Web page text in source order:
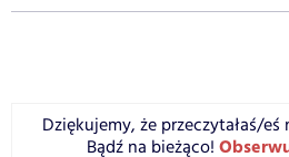
Dziękujemy, że przeczytałaś/
Bądź na bieżąco!